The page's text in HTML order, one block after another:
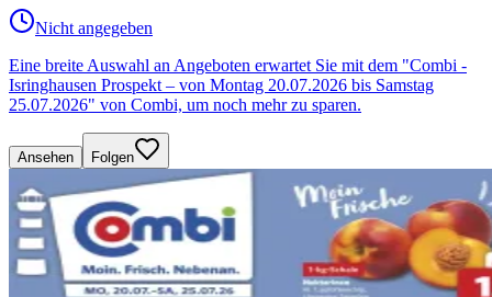
Nicht angegeben
Eine breite Auswahl an Angeboten erwartet Sie mit dem "Combi -
Isringhausen Prospekt – von Montag 20.07.2026 bis Samstag
25.07.2026" von Combi, um noch mehr zu sparen.
Ansehen Folgen